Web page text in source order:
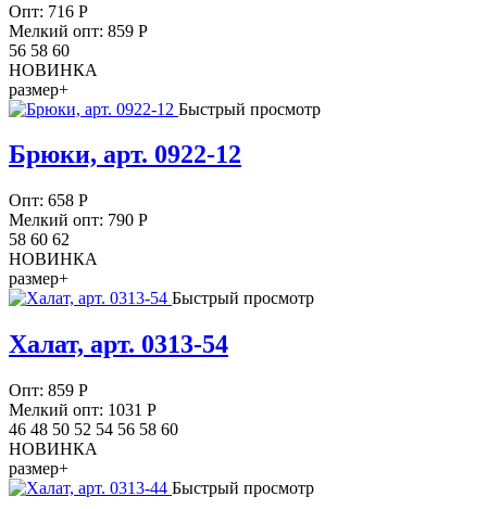
Опт: 716 Р
Мелкий опт: 859 Р
56 58 60
НОВИНКА
размер+
Быстрый просмотр
Брюки, арт. 0922-12
Опт: 658 Р
Мелкий опт: 790 Р
58 60 62
НОВИНКА
размер+
Быстрый просмотр
Халат, арт. 0313-54
Опт: 859 Р
Мелкий опт: 1031 Р
46 48 50 52 54 56 58 60
НОВИНКА
размер+
Быстрый просмотр